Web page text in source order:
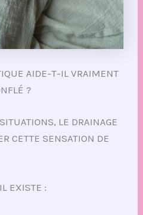
AIDE-T-IL VRAIMENT
?
LE DRAINAGE
CETTE SENSATION DE
EXISTE :